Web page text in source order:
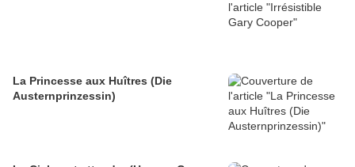
La Princesse aux Huîtres (Die
Austernprinzessin)